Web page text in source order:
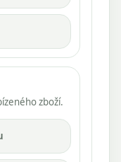
zboží.